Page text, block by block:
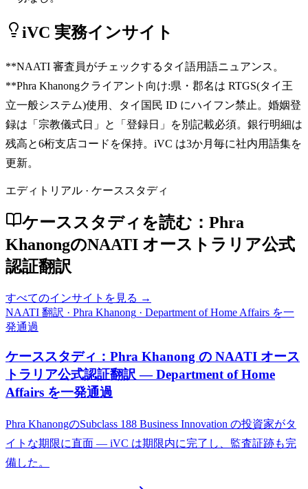
iVC 実務インサイト
**NAATI 審査員がチェックするタイ語用語ニュアンス。
**Phra Khanongクライアント向け:県・郡名は RTGS(タイ王
立一般システム)使用、タイ国民 ID にハイフン禁止。婚姻登
録は「宗教儀式日」と「登録日」を別記載必須。銀行明細は
残高と6桁支店コードを保持。iVC は3か月毎に社内用語集を
更新。
エディトリアル · ケーススタディ
ケーススタディを読む：Phra
KhanongのNAATI オーストラリア公式
認証翻訳
すべてのインサイトを見る →
NAATI 翻訳 · Phra Khanong · Department of Home Affairs を一
発通過
ケーススタディ：Phra Khanong の NAATI オース
トラリア公式認証翻訳 — Department of Home
Affairs を一発通過
Phra KhanongのSubclass 188 Business Innovation の投資家がタ
イトな期限に直面 — iVC は期限内に完了し、監査証跡も完
備した。